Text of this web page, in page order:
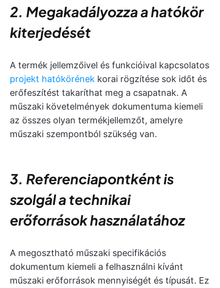
2. Megakadályozza a hatókör
kiterjedését
A termék jellemzőivel és funkcióival kapcsolatos
projekt hatókörének korai rögzítése sok időt és
erőfeszítést takaríthat meg a csapatnak. A
műszaki követelmények dokumentuma kiemeli
az összes olyan termékjellemzőt, amelyre
műszaki szempontból szükség van.
3. Referenciapontként is
szolgál a technikai
erőforrások használatához
A megosztható műszaki specifikációs
dokumentum kiemeli a felhasználni kívánt
műszaki erőforrások mennyiségét és típusát. Ez